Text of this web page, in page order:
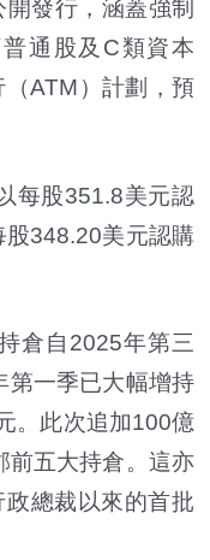
發行，涵蓋強制
通股及C類資本
ATM）計劃，預
每股351.8美元認
348.20美元認購
倉自2025年第三
第一季已大幅增持
。此次追加100億
前五大持倉。這亦
總裁以來的首批